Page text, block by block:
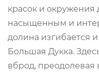
красок и окружения
насыщенным и
долина изгибается
Большая Дукка.
вброд,